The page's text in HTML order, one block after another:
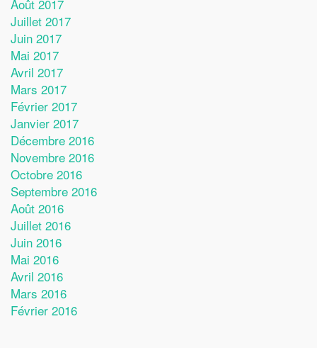
Août 2017
Juillet 2017
Juin 2017
Mai 2017
Avril 2017
Mars 2017
Février 2017
Janvier 2017
Décembre 2016
Novembre 2016
Octobre 2016
Septembre 2016
Août 2016
Juillet 2016
Juin 2016
Mai 2016
Avril 2016
Mars 2016
Février 2016